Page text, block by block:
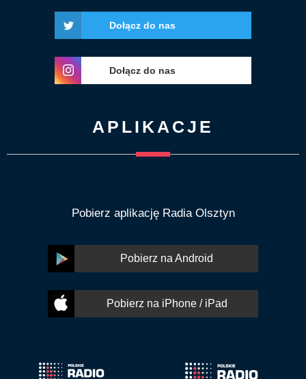
Dołącz do nas
Dołącz do nas
APLIKACJE
Pobierz aplikację Radia Olsztyn
Pobierz na Android
Pobierz na iPhone / iPad